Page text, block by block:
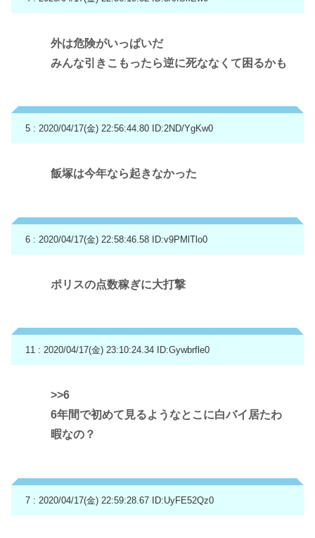
外は危険がいっぱいだ
みんな引きこもったら逆に死ななくて困るかも
5 : 2020/04/17(金) 22:56:44.80 ID:2ND/YgKw0
飯塚は今年なら起きなかった
6 : 2020/04/17(金) 22:58:46.58 ID:v9PMlTlo0
ポリスの点数稼ぎに大打撃
11 : 2020/04/17(金) 23:10:24.34 ID:Gywbrfle0
>>6
6年間で初めて見るようなとこに白バイ居たわ
暇なの？
7 : 2020/04/17(金) 22:59:28.67 ID:UyFE52Qz0